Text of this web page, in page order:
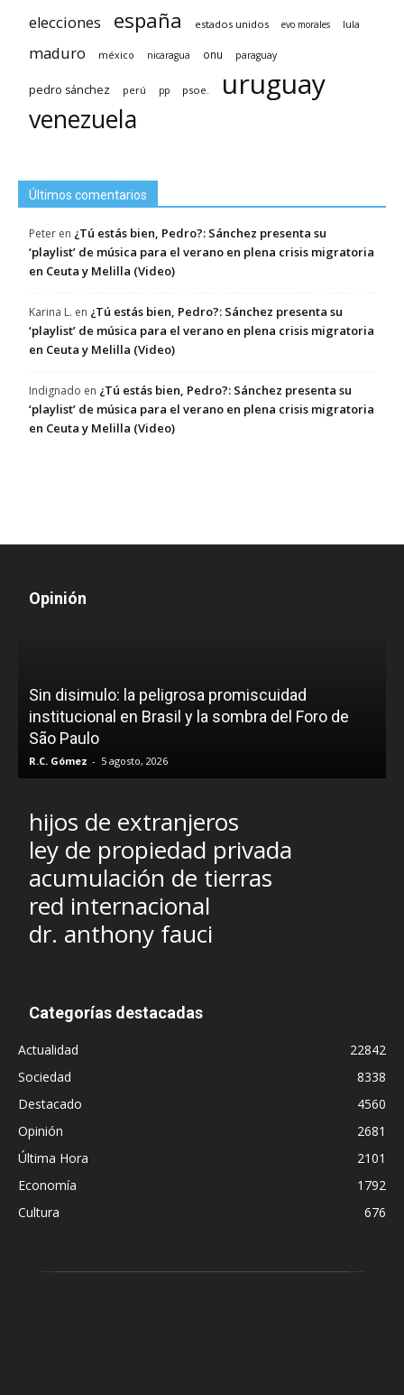
elecciones españa estados unidos evo morales lula
maduro méxico nicaragua onu paraguay
pedro sánchez perú pp psoe. uruguay
venezuela
Últimos comentarios
Peter en ¿Tú estás bien, Pedro?: Sánchez presenta su
‘playlist’ de música para el verano en plena crisis migratoria
en Ceuta y Melilla (Video)
Karina L. en ¿Tú estás bien, Pedro?: Sánchez presenta su
‘playlist’ de música para el verano en plena crisis migratoria
en Ceuta y Melilla (Video)
Indignado en ¿Tú estás bien, Pedro?: Sánchez presenta su
‘playlist’ de música para el verano en plena crisis migratoria
en Ceuta y Melilla (Video)
Opinión
Sin disimulo: la peligrosa promiscuidad
institucional en Brasil y la sombra del Foro de
São Paulo
R.C. Gómez - 5 agosto, 2026
hijos de extranjeros
ley de propiedad privada
acumulación de tierras
red internacional
dr. anthony fauci
Categorías destacadas
Actualidad
22842
Sociedad
8338
Destacado
4560
Opinión
2681
Última Hora
2101
Economía
1792
Cultura
676